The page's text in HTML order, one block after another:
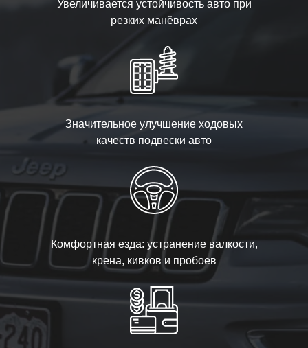
Увеличивается устойчивость авто при
резких манёврах
Значительное улучшение ходовых
качеств подвески авто
Комфортная езда: устранение валкости,
крена, кивков и пробоев